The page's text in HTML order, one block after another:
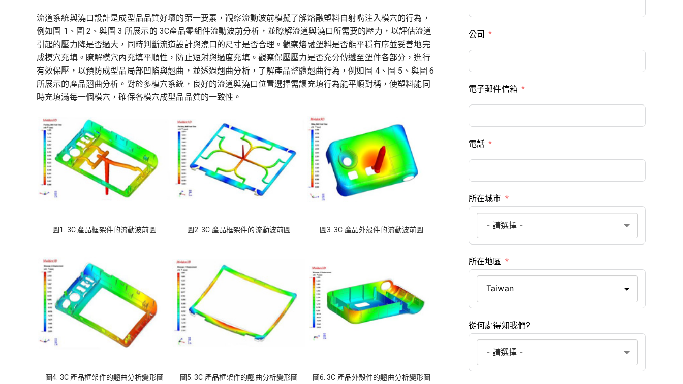
流道系統與澆口設計是成型品品質好壞的第一要素，觀察流動波前模擬了解熔融塑料自射嘴注入模穴的行為，
例如圖 1、圖 2、與圖 3 所展示的 3C產品零組件流動波前分析，並瞭解流道與澆口所需要的壓力，以評估流道
引起的壓力降是否過大，同時判斷流道設計與澆口的尺寸是否合理。觀察熔融塑料是否能平穩有序並妥善地完
成模穴充填。瞭解模穴內充填平順性，防止短射與過度充填。觀察保壓壓力是否充分傳遞至塑件各部分，進行
有效保壓，以預防成型品局部凹陷與翹曲，並透過翹曲分析，了解產品整體翹曲行為，例如圖 4、圖 5、與圖 6
所展示的產品翹曲分析。對於多模穴系統，良好的流道與澆口位置選擇需讓充填行為能平順對稱，使塑料能同
時充填滿每一個模穴，確保各模穴成型品品質的一致性。
圖1. 3C 產品框架件的流動波前圖 圖2. 3C 產品框架件的流動波前圖 圖3. 3C 產品外殼件的流動波前圖
圖4. 3C 產品框架件的翹曲分析變形圖 圖5. 3C 產品框架件的翹曲分析變形圖 圖6. 3C 產品外殼件的翹曲分析變形圖
公司
電子郵件信箱
電話
所在城市
所在地區
Taiwan
從何處得知我們?